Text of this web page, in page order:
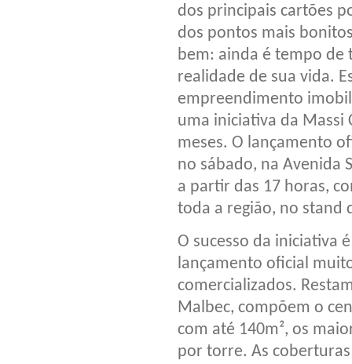
dos principais cartões
dos pontos mais
bem: ainda é tempo de
realidade de sua vida.
empreendimento
uma iniciativa da
meses. O lançamento
no sábado, na Avenida
a partir das 17 horas,
toda a região, no stand
O sucesso da iniciativa
lançamento oficial
comercializados.
Malbec, compõem o
com até 140m², os
por torre. As